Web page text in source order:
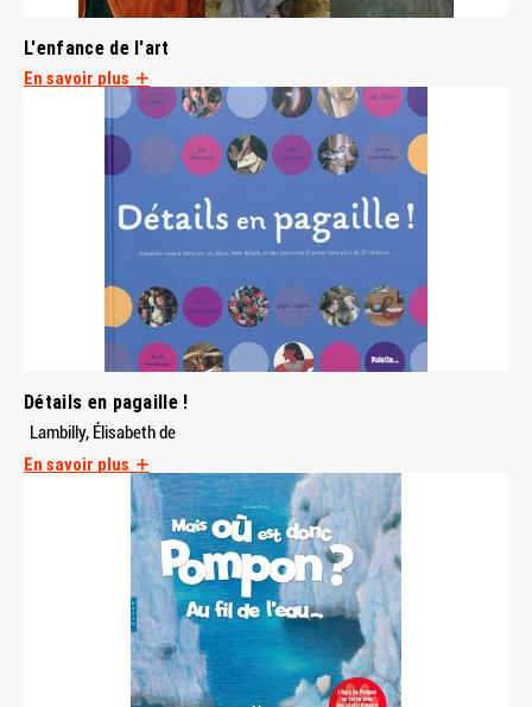
L'enfance de l'art
En savoir plus
Détails en pagaille !
Lambilly, Élisabeth de
En savoir plus